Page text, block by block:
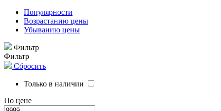
Популярности
Возрастанию цены
Убыванию цены
Фильтр
Фильтр
Сбросить
Только в наличии
По цене